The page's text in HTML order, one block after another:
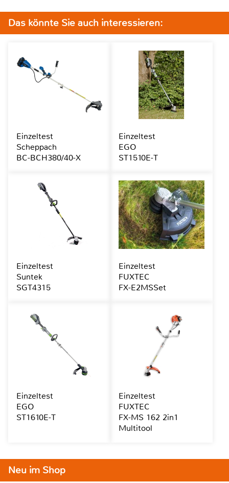
Neu im Shop
Das könnte Sie auch interessieren:
Einzeltest
Scheppach
BC-BCH380/40-X
Einzeltest
EGO
ST1510E-T
Einzeltest
Suntek
SGT4315
Einzeltest
FUXTEC
FX-E2MSSet
Einzeltest
EGO
ST1610E-T
Einzeltest
FUXTEC
FX-MS 162 2in1
Multitool